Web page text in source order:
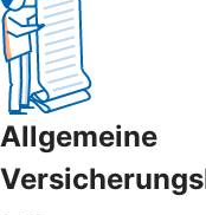
Allgemeine